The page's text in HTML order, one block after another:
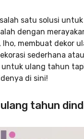
satu solusi
dengan
lho, membuat dekor
sederhana
untuk ulang tahun
di sini!
ulang tahun